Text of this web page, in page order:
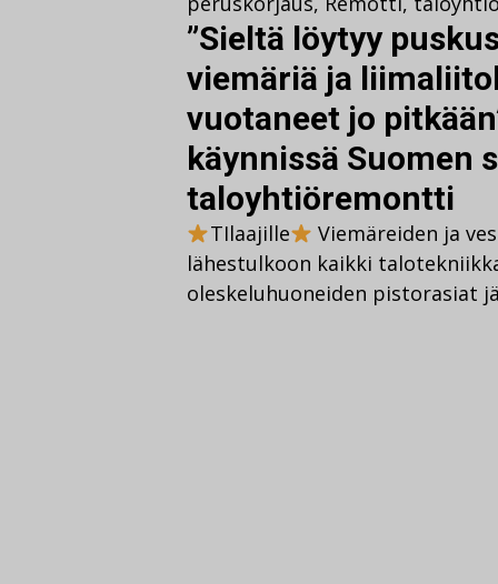
”Sieltä löytyy
viemäriä ja
vuotaneet jo
käynnissä Suomen
taloyhtiöremontti
TIlaajille
Viemäreiden ja
lähestulkoon kaikki
oleskeluhuoneiden pistorasiat